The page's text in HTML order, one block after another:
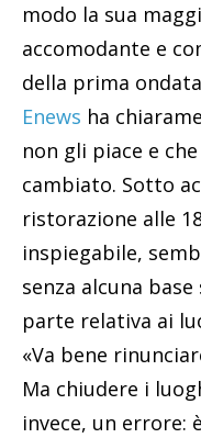
modo la sua
accomodante e
della prima
Enews ha
non gli piace e
cambiato. Sotto
ristorazione alle
inspiegabile,
senza alcuna
parte relativa ai
«Va bene
Ma chiudere i
invece, un errore: